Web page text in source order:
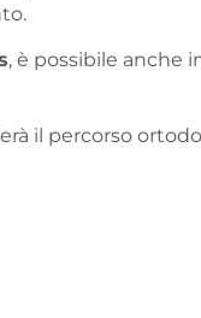
, è possibile anche
il percorso